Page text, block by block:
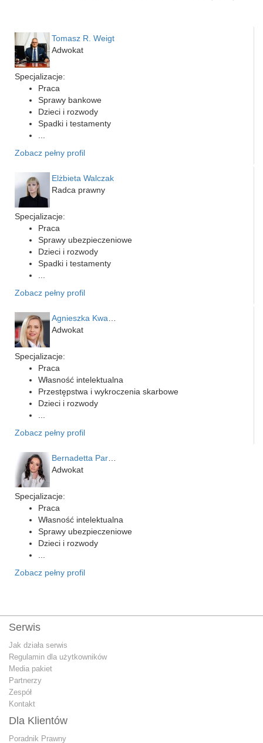
Tomasz R. Weigt
Adwokat
Specjalizacje:
Praca
Sprawy bankowe
Dzieci i rozwody
Spadki i testamenty
Zobacz pełny profil
Elżbieta Walczak
Radca prawny
Specjalizacje:
Praca
Sprawy ubezpieczeniowe
Dzieci i rozwody
Spadki i testamenty
Zobacz pełny profil
Adwokat
Specjalizacje:
Praca
Własność intelektualna
Przestępstwa i wykroczenia skarbowe
Dzieci i rozwody
Zobacz pełny profil
Adwokat
Specjalizacje:
Praca
Własność intelektualna
Sprawy ubezpieczeniowe
Dzieci i rozwody
Zobacz pełny profil
Serwis
Jak działa serwis
Regulamin dla użytkowników
Media pakiet
Partnerzy
Zespół
Kontakt
Dla Klientów
Poradnik Prawny